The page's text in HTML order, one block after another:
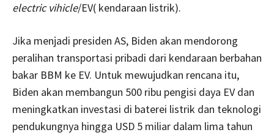
electric vihicle/EV( kendaraan listrik).
Jika menjadi presiden AS, Biden akan mendorong
peralihan transportasi pribadi dari kendaraan berbahan
bakar BBM ke EV. Untuk mewujudkan rencana itu,
Biden akan membangun 500 ribu pengisi daya EV dan
meningkatkan investasi di baterei listrik dan teknologi
pendukungnya hingga USD 5 miliar dalam lima tahun